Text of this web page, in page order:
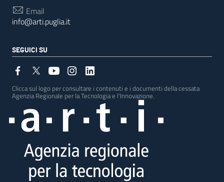
Email
info@arti.puglia.it
SEGUICI SU
Clicca sul logo per consultare i contenuti e i documenti della cessata
Agenzia Regionale per la Tecnologia e l'Innovazione.